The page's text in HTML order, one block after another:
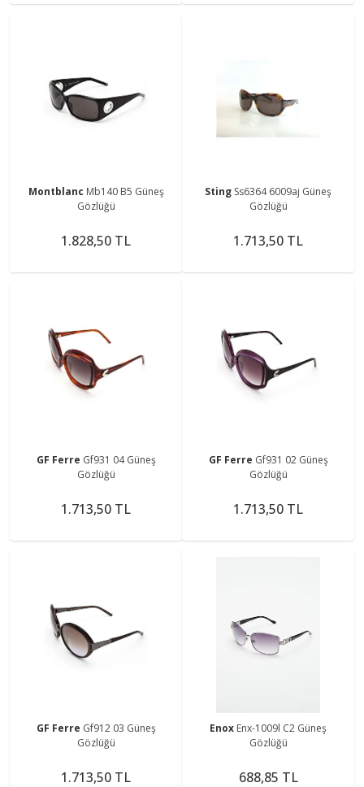
Montblanc Mb140 B5 Güneş
Gözlüğü
1.828,50 TL
Sting Ss6364 6009aj Güneş
Gözlüğü
1.713,50 TL
GF Ferre Gf931 04 Güneş
Gözlüğü
1.713,50 TL
GF Ferre Gf931 02 Güneş
Gözlüğü
1.713,50 TL
GF Ferre Gf912 03 Güneş
Gözlüğü
1.713,50 TL
Enox Enx-1009l C2 Güneş
Gözlüğü
688,85 TL